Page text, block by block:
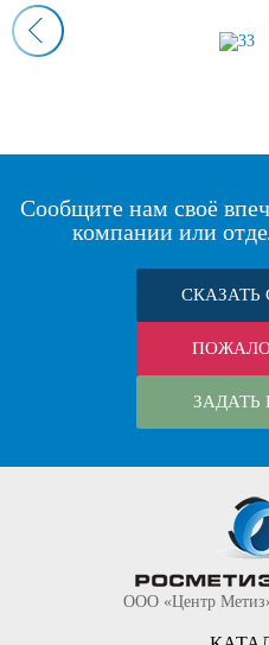
Сообщите нам своё
компании или
СКАЗАТЬ
ЗАДАТЬ
ООО «Центр